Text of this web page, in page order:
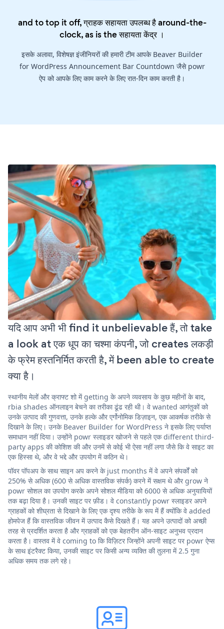
and to top it off, ग्राहक सहायता उपलब्ध है around-the-
clock, as is theसहायता केंद्र।
इसके अलावा, विशेषज्ञ इंजीनियरों की हमारी टीम आपके Beaver Builder
for WordPress Announcement Bar Countdown जैसे powr
ऐप को आपके लिए काम करने के लिए रात-दिन काम करती है।
यदि आप अभी भी find it unbelievable हैं, तो take
a look at एक धूप का चश्मा कंपनी, जो creates लकड़ी
के फ्रेम हस्तनिर्मित करती है, में been able to create
क्या है।
स्थानीय मेलों और क्राफ्ट शो में getting के अपने व्यवसाय के कुछ महीनों के बाद,
rbia shades ऑनलाइन बेचने का तरीका ढूंढ रही थी। वे wanted आगंतुकों को
उनके उत्पाद की गुणवत्ता, उनके हल्के और एर्गोनोमिक डिज़ाइन, एक आकर्षक तरीके से
दिखाने के लिए। उनके Beaver Builder for WordPress ने इसके लिए पर्याप्त
समाधान नहीं दिया। उन्होंने powr स्लाइडर खोजने से पहले एक different third-
party apps की कोशिश की और उनमें से कोई भी ऐसा नहीं लगा जैसे कि वे साइट का
एक हिस्सा थे, और वे भद्दे और उपयोग में कठिन थे।
पॉवर पॉपअप के साथ साइन अप करने के just months में वे अपने संपर्कों को
250% से अधिक (600 से अधिक वास्तविक संपर्क) करने में सक्षम थे और grow ने
powr सोशल का उपयोग करके अपने सोशल मीडिया को 6000 से अधिक अनुयायियों
तक बढ़ा दिया है। उनकी साइट पर फ़ीड। वे constantly powr स्लाइडर अपने
ग्राहकों को शीघ्रता से दिखाने के लिए एक दृश्य तरीके के रूप में हैं क्योंकि वे added
होमपेज हैं कि वास्तविक जीवन में उत्पाद कैसे दिखते हैं। यह अपने उत्पादों को अच्छी
तरह से प्रदर्शित करता है और ग्राहकों को एक बेहतरीन ऑन-साइट अनुभव प्रदान
करता है। वास्तव में वे coming to कि विज़िटर जिन्होंने अपनी साइट पर powr ऐप्स
के साथ इंटरैक्ट किया, उनकी साइट पर किसी अन्य व्यक्ति की तुलना में 2.5 गुना
अधिक समय तक लगे रहे।